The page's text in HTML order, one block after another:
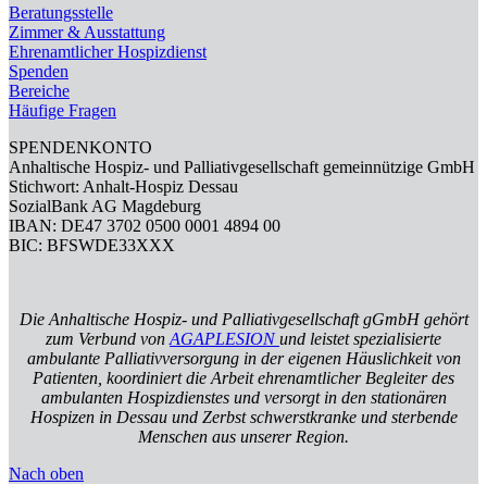
Beratungsstelle
Zimmer & Ausstattung
Ehrenamtlicher Hospizdienst
Spenden
Bereiche
Häufige Fragen
SPENDENKONTO
Anhaltische Hospiz- und Palliativgesellschaft gemeinnützige GmbH
Stichwort: Anhalt-Hospiz Dessau
SozialBank AG Magdeburg
IBAN: DE47 3702 0500 0001 4894 00
BIC: BFSWDE33XXX
Die Anhaltische Hospiz- und Palliativgesellschaft gGmbH gehört
zum Verbund von AGAPLESIONund leistet spezialisierte
ambulante Palliativversorgung in der eigenen Häuslichkeit von
Patienten, koordiniert die Arbeit ehrenamtlicher Begleiter des
ambulanten Hospizdienstes und versorgt in den stationären
Hospizen in Dessau und Zerbst schwerstkranke und sterbende
Menschen aus unserer Region.
Nach oben